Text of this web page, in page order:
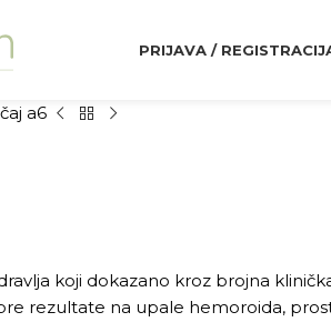
PRIJAVA /
a6
koji dokazano kroz brojna
rezultate na upale hemoroida,